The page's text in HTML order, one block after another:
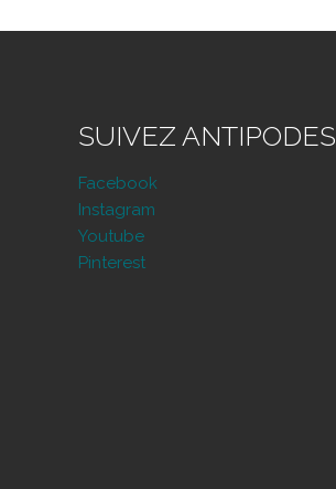
SUIVEZ ANTIPODES
Facebook
Instagram
Youtube
Pinterest